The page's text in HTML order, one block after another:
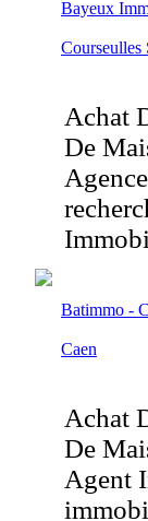
Bayeux
Courseulles
Achat
De
Batimmo -
Caen
Achat
De
Agent